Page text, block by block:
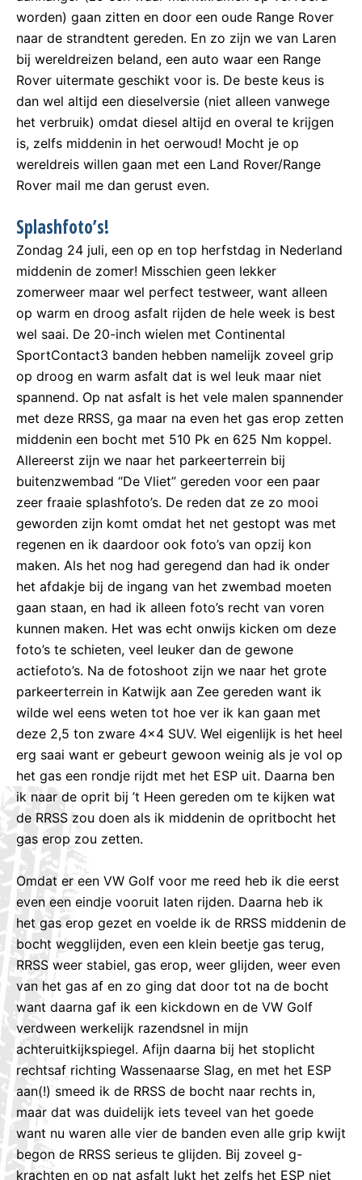
worden) gaan zitten en door een oude Range Rover
naar de strandtent gereden. En zo zijn we van Laren
bij wereldreizen beland, een auto waar een Range
Rover uitermate geschikt voor is. De beste keus is
dan wel altijd een dieselversie (niet alleen vanwege
het verbruik) omdat diesel altijd en overal te krijgen
is, zelfs middenin in het oerwoud! Mocht je op
wereldreis willen gaan met een Land Rover/Range
Rover mail me dan gerust even.
Splashfoto’s!
Zondag 24 juli, een op en top herfstdag in Nederland
middenin de zomer! Misschien geen lekker
zomerweer maar wel perfect testweer, want alleen
op warm en droog asfalt rijden de hele week is best
wel saai. De 20-inch wielen met Continental
SportContact3 banden hebben namelijk zoveel grip
op droog en warm asfalt dat is wel leuk maar niet
spannend. Op nat asfalt is het vele malen spannender
met deze RRSS, ga maar na even het gas erop zetten
middenin een bocht met 510 Pk en 625 Nm koppel.
Allereerst zijn we naar het parkeerterrein bij
buitenzwembad “De Vliet” gereden voor een paar
zeer fraaie splashfoto’s. De reden dat ze zo mooi
geworden zijn komt omdat het net gestopt was met
regenen en ik daardoor ook foto’s van opzij kon
maken. Als het nog had geregend dan had ik onder
het afdakje bij de ingang van het zwembad moeten
gaan staan, en had ik alleen foto’s recht van voren
kunnen maken. Het was echt onwijs kicken om deze
foto’s te schieten, veel leuker dan de gewone
actiefoto’s. Na de fotoshoot zijn we naar het grote
parkeerterrein in Katwijk aan Zee gereden want ik
wilde wel eens weten tot hoe ver ik kan gaan met
deze 2,5 ton zware 4×4 SUV. Wel eigenlijk is het heel
erg saai want er gebeurt gewoon weinig als je vol op
het gas een rondje rijdt met het ESP uit. Daarna ben
ik naar de oprit bij ’t Heen gereden om te kijken wat
de RRSS zou doen als ik middenin de opritbocht het
gas erop zou zetten.
Omdat er een VW Golf voor me reed heb ik die eerst
even een eindje vooruit laten rijden. Daarna heb ik
het gas erop gezet en voelde ik de RRSS middenin de
bocht wegglijden, even een klein beetje gas terug,
RRSS weer stabiel, gas erop, weer glijden, weer even
van het gas af en zo ging dat door tot na de bocht
want daarna gaf ik een kickdown en de VW Golf
verdween werkelijk razendsnel in mijn
achteruitkijkspiegel. Afijn daarna bij het stoplicht
rechtsaf richting Wassenaarse Slag, en met het ESP
aan(!) smeed ik de RRSS de bocht naar rechts in,
maar dat was duidelijk iets teveel van het goede
want nu waren alle vier de banden even alle grip kwijt
begon de RRSS serieus te glijden. Bij zoveel g-
krachten en op nat asfalt lukt het zelfs het ESP niet